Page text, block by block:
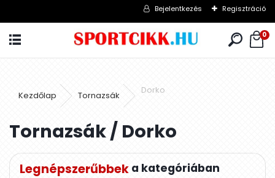
Bejelentkezés Regisztráció
0
Kezdőlap Tornazsák
Dorko
Tornazsák / Dorko
Legnépszerűbbek